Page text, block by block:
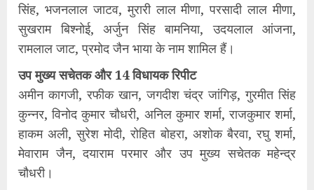
सिंह, भजनलाल जाटव, मुरारी लाल मीणा, परसादी लाल मीणा,
सुखराम बिश्नोई, अर्जुन सिंह बामनिया, उदयलाल आंजना,
रामलाल जाट, प्रमोद जैन भाया के नाम शामिल हैं।
उप मुख्य सचेतक और 14 विधायक रिपीट
अमीन कागजी, रफीक खान, जगदीश चंद्र जांगिड़, गुरमीत सिंह
कुन्नर, विनोद कुमार चौधरी, अनिल कुमार शर्मा, राजकुमार शर्मा,
हाकम अली, सुरेश मोदी, रोहित बोहरा, अशोक बैरवा, रघु शर्मा,
मेवाराम जैन, दयाराम परमार और उप मुख्य सचेतक महेन्द्र
चौधरी।